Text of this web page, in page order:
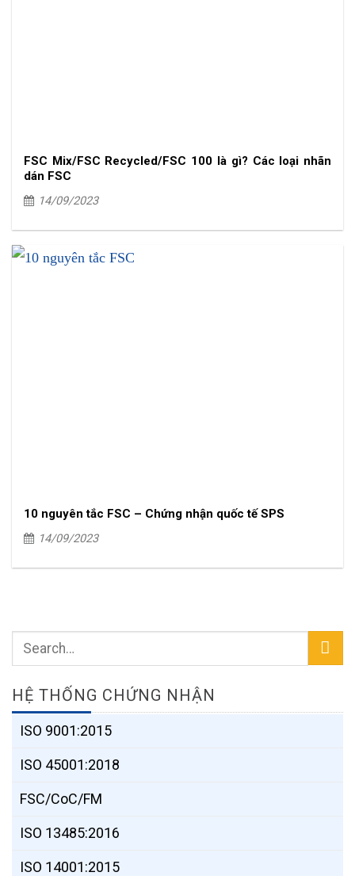
FSC Mix/FSC Recycled/FSC 100 là gì? Các loại nhãn
dán FSC
14/09/2023
10 nguyên tắc FSC – Chứng nhận quốc tế SPS
14/09/2023
HỆ THỐNG CHỨNG NHẬN
ISO 9001:2015
ISO 45001:2018
FSC/CoC/FM
ISO 13485:2016
ISO 14001:2015